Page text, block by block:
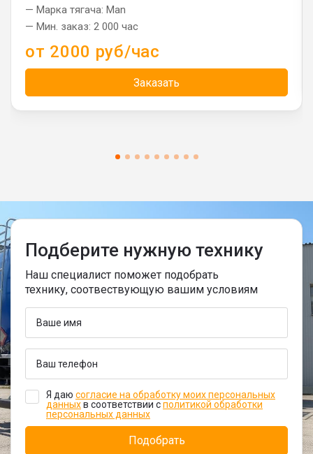
— Марка тягача: Man
— Мин. заказ: 2 000 час
от 2000 руб/час
Заказать
Подберите нужную технику
Наш специалист поможет подобрать
технику, соотвествующую вашим условиям
Я даю согласие на обработку моих персональных
данныхв соответствии сполитикой обработки
персональных данных